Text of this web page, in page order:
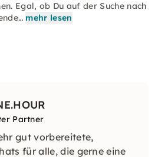
Egal, ob Du auf der Suche nach
mehr lesen
Partner
gut vorbereitete,
für alle, die gerne eine